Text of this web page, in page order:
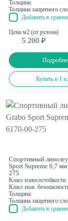
Найдено:
Толщина:
Толщина защитного
Добавить в
Цена м2 (от рулона)
5 200 ₽
Купить в 1
Спортивный
Sport Supreme 6,7
275
Класс износостойкости:
Класс пож.
Толщина:
Толщина защитного
Добавить в